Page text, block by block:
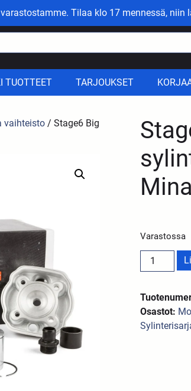
Tilaa klo 17 mennessä,
TUOTTEET TARJOUKSET
vaihteisto / Stage6 Big
Varastossa
Osastot: